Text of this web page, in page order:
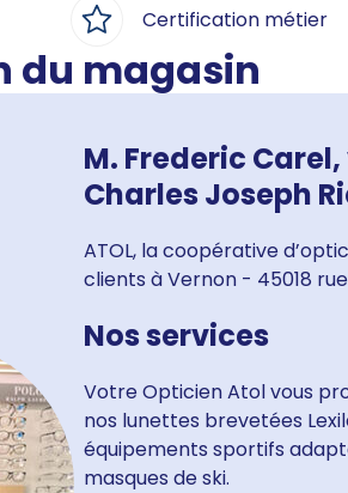
Certification métier
du magasin
M. Frederic
Charles Joseph
ATOL, la coopérative
clients à Vernon - 45018
Nos services
Votre Opticien Atol vous
nos lunettes brevetées
équipements sportifs
masques de ski.